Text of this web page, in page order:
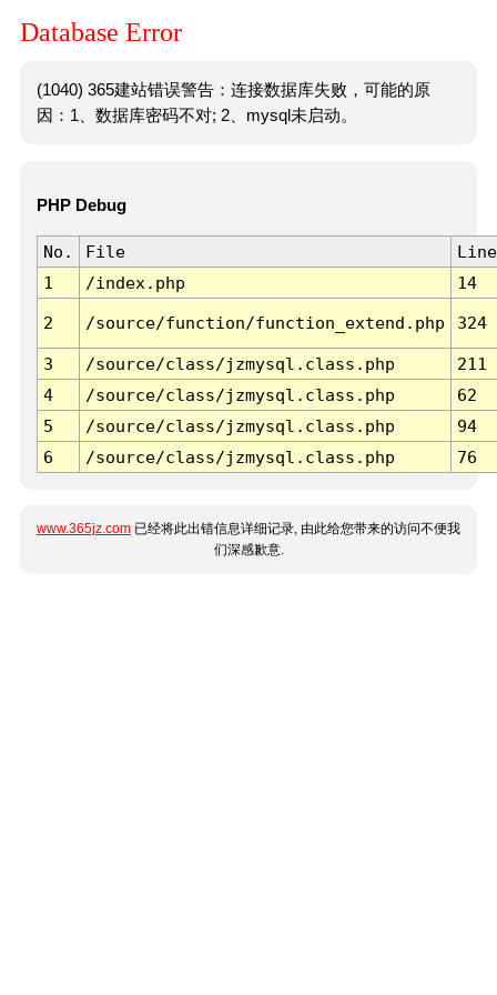
Database Error
(1040) 365建站错误警告：连接数据库失败，可能的原
因：1、数据库密码不对; 2、mysql未启动。
PHP Debug
No. File
Line
1
/index.php 14
2 /source/function/function_extend.php 324
3 /source/class/jzmysql.class.php
211
4
/source/class/jzmysql.class.php
62
5
/source/class/jzmysql.class.php
94
6
/source/class/jzmysql.class.php 76
www.365jz.com 已经将此出错信息详细记录, 由此给您带来的访问不便我
们深感歉意.